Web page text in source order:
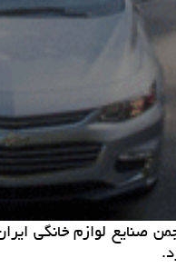
صنایع لوازم خانگی